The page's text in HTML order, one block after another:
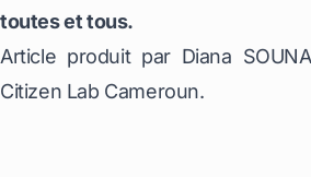
toutes et tous.
Article produit par Diana
Citizen Lab Cameroun.